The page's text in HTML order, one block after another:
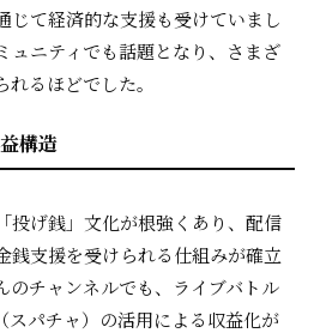
じて経済的な支援も受けていまし
ュニティでも話題となり、さまざ
るほどでした。
構造
投げ銭」文化が根強くあり、配信
銭支援を受けられる仕組みが確立
のチャンネルでも、ライブバトル
スパチャ）の活用による収益化が